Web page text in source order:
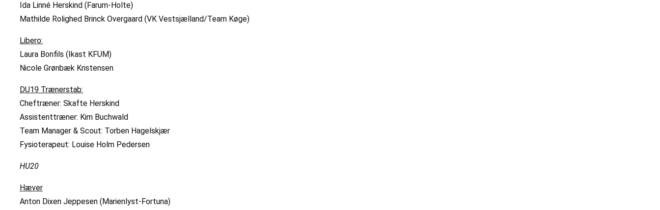
Ida Linné Herskind (Farum-Holte)
Mathilde Rolighed Brinck Overgaard (VK Vestsjælland/Team Køge)
Libero:
Laura Bonfils (Ikast KFUM)
Nicole Grønbæk Kristensen
DU19 Trænerstab:
Cheftræner: Skafte Herskind
Assistenttræner: Kim Buchwald
Team Manager & Scout: Torben Hagelskjær
Fysioterapeut: Louise Holm Pedersen
HU20
Hæver
Anton Dixen Jeppesen (Marienlyst-Fortuna)